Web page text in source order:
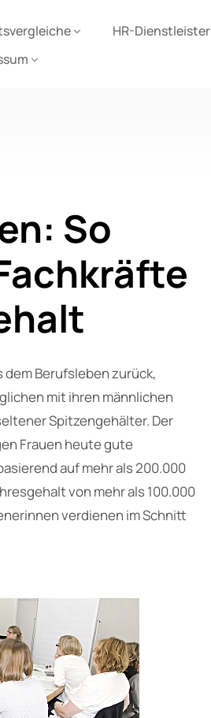
HR-Dienstleister
So
dem Berufsleben zurück,
mit ihren männlichen
Spitzengehälter. Der
Frauen heute gute
auf mehr als 200.000
von mehr als 100.000
verdienen im Schnitt